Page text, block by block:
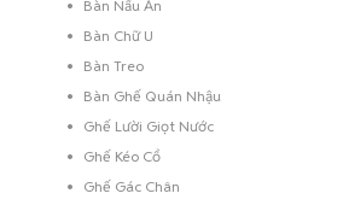
Bàn Nấu Ăn
Bàn Chữ U
Bàn Treo
Bàn Ghế Quán Nhậu
Ghế Lười Giọt Nước
Ghế Kéo Cổ
Ghế Gác Chân